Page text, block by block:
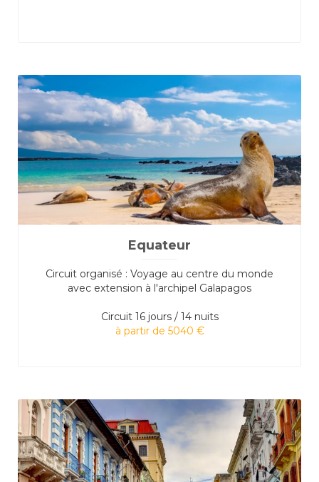
Equateur
Circuit organisé : Voyage au centre du monde
avec extension à l'archipel Galapagos
Circuit 16 jours / 14 nuits
à partir de 5040 €